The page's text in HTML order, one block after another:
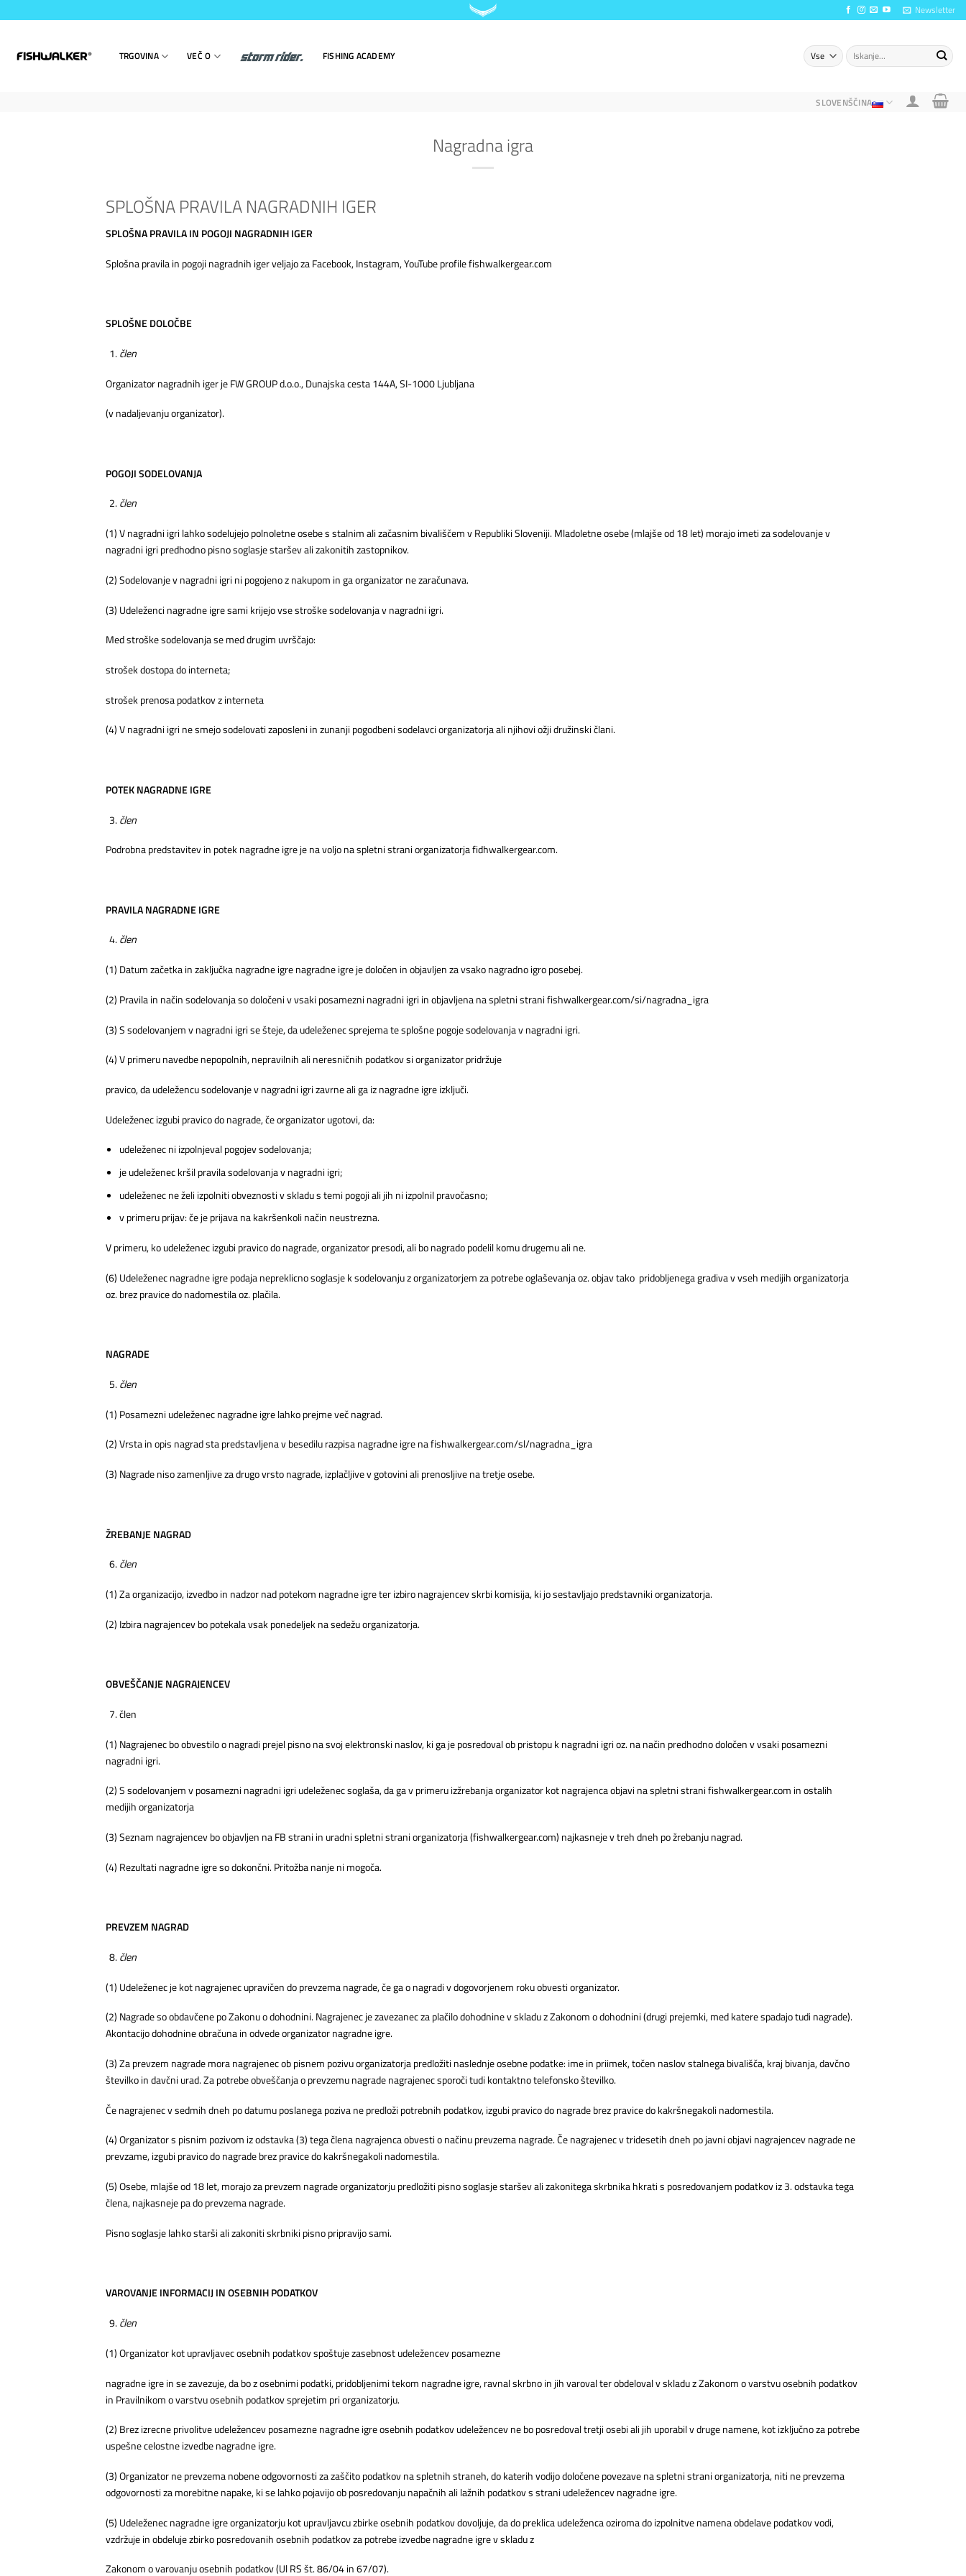
na
Newsletter
TRGOVINA VEČ O FISHING ACADEMY Išči:
SLOVENŠČINA
Nagradna igra
SPLOŠNA PRAVILA NAGRADNIH IGER
SPLOŠNA PRAVILA IN POGOJI NAGRADNIH IGER
Splošna pravila in pogoji nagradnih iger veljajo za Facebook, Instagram, YouTube profile fishwalkergear.com
SPLOŠNE DOLOČBE
člen
Organizator nagradnih iger je FW GROUP d.o.o., Dunajska cesta 144A, SI-1000 Ljubljana
(v nadaljevanju organizator).
POGOJI SODELOVANJA
člen
(1) V nagradni igri lahko sodelujejo polnoletne osebe s stalnim ali začasnim bivališčem v Republiki Sloveniji. Mladoletne osebe (mlajše od 18 let) morajo imeti za sodelovanje v
nagradni igri predhodno pisno soglasje staršev ali zakonitih zastopnikov.
(2) Sodelovanje v nagradni igri ni pogojeno z nakupom in ga organizator ne zaračunava.
(3) Udeleženci nagradne igre sami krijejo vse stroške sodelovanja v nagradni igri.
Med stroške sodelovanja se med drugim uvrščajo:
strošek dostopa do interneta;
strošek prenosa podatkov z interneta
(4) V nagradni igri ne smejo sodelovati zaposleni in zunanji pogodbeni sodelavci organizatorja ali njihovi ožji družinski člani.
POTEK NAGRADNE IGRE
člen
Podrobna predstavitev in potek nagradne igre je na voljo na spletni strani organizatorja fidhwalkergear.com.
PRAVILA NAGRADNE IGRE
člen
(1) Datum začetka in zaključka nagradne igre nagradne igre je določen in objavljen za vsako nagradno igro posebej.
(2) Pravila in način sodelovanja so določeni v vsaki posamezni nagradni igri in objavljena na spletni strani fishwalkergear.com/si/nagradna_igra
(3) S sodelovanjem v nagradni igri se šteje, da udeleženec sprejema te splošne pogoje sodelovanja v nagradni igri.
(4) V primeru navedbe nepopolnih, nepravilnih ali neresničnih podatkov si organizator pridržuje
pravico, da udeležencu sodelovanje v nagradni igri zavrne ali ga iz nagradne igre izključi.
Udeleženec izgubi pravico do nagrade, če organizator ugotovi, da:
udeleženec ni izpolnjeval pogojev sodelovanja;
je udeleženec kršil pravila sodelovanja v nagradni igri;
udeleženec ne želi izpolniti obveznosti v skladu s temi pogoji ali jih ni izpolnil pravočasno;
v primeru prijav: če je prijava na kakršenkoli način neustrezna.
V primeru, ko udeleženec izgubi pravico do nagrade, organizator presodi, ali bo nagrado podelil komu drugemu ali ne.
(6) Udeleženec nagradne igre podaja nepreklicno soglasje k sodelovanju z organizatorjem za potrebe oglaševanja oz. objav tako pridobljenega gradiva v vseh medijih organizatorja
oz. brez pravice do nadomestila oz. plačila.
NAGRADE
člen
(1) Posamezni udeleženec nagradne igre lahko prejme več nagrad.
(2) Vrsta in opis nagrad sta predstavljena v besedilu razpisa nagradne igre na fishwalkergear.com/sl/nagradna_igra
(3) Nagrade niso zamenljive za drugo vrsto nagrade, izplačljive v gotovini ali prenosljive na tretje osebe.
ŽREBANJE NAGRAD
člen
(1) Za organizacijo, izvedbo in nadzor nad potekom nagradne igre ter izbiro nagrajencev skrbi komisija, ki jo sestavljajo predstavniki organizatorja.
(2) Izbira nagrajencev bo potekala vsak ponedeljek na sedežu organizatorja.
OBVEŠČANJE NAGRAJENCEV
člen
(1) Nagrajenec bo obvestilo o nagradi prejel pisno na svoj elektronski naslov, ki ga je posredoval ob pristopu k nagradni igri oz. na način predhodno določen v vsaki posamezni
nagradni igri.
(2) S sodelovanjem v posamezni nagradni igri udeleženec soglaša, da ga v primeru izžrebanja organizator kot nagrajenca objavi na spletni strani fishwalkergear.com in ostalih
medijih organizatorja
(3) Seznam nagrajencev bo objavljen na FB strani in uradni spletni strani organizatorja (fishwalkergear.com) najkasneje v treh dneh po žrebanju nagrad.
(4) Rezultati nagradne igre so dokončni. Pritožba nanje ni mogoča.
PREVZEM NAGRAD
člen
(1) Udeleženec je kot nagrajenec upravičen do prevzema nagrade, če ga o nagradi v dogovorjenem roku obvesti organizator.
(2) Nagrade so obdavčene po Zakonu o dohodnini. Nagrajenec je zavezanec za plačilo dohodnine v skladu z Zakonom o dohodnini (drugi prejemki, med katere spadajo tudi nagrade).
Akontacijo dohodnine obračuna in odvede organizator nagradne igre.
(3) Za prevzem nagrade mora nagrajenec ob pisnem pozivu organizatorja predložiti naslednje osebne podatke: ime in priimek, točen naslov stalnega bivališča, kraj bivanja, davčno
številko in davčni urad. Za potrebe obveščanja o prevzemu nagrade nagrajenec sporoči tudi kontaktno telefonsko številko.
Če nagrajenec v sedmih dneh po datumu poslanega poziva ne predloži potrebnih podatkov, izgubi pravico do nagrade brez pravice do kakršnegakoli nadomestila.
(4) Organizator s pisnim pozivom iz odstavka (3) tega člena nagrajenca obvesti o načinu prevzema nagrade. Če nagrajenec v tridesetih dneh po javni objavi nagrajencev nagrade ne
prevzame, izgubi pravico do nagrade brez pravice do kakršnegakoli nadomestila.
(5) Osebe, mlajše od 18 let, morajo za prevzem nagrade organizatorju predložiti pisno soglasje staršev ali zakonitega skrbnika hkrati s posredovanjem podatkov iz 3. odstavka tega
člena, najkasneje pa do prevzema nagrade.
Pisno soglasje lahko starši ali zakoniti skrbniki pisno pripravijo sami.
VAROVANJE INFORMACIJ IN OSEBNIH PODATKOV
člen
(1) Organizator kot upravljavec osebnih podatkov spoštuje zasebnost udeležencev posamezne
nagradne igre in se zavezuje, da bo z osebnimi podatki, pridobljenimi tekom nagradne igre, ravnal skrbno in jih varoval ter obdeloval v skladu z Zakonom o varstvu osebnih podatkov
in Pravilnikom o varstvu osebnih podatkov sprejetim pri organizatorju.
(2) Brez izrecne privolitve udeležencev posamezne nagradne igre osebnih podatkov udeležencev ne bo posredoval tretji osebi ali jih uporabil v druge namene, kot izključno za potrebe
uspešne celostne izvedbe nagradne igre.
(3) Organizator ne prevzema nobene odgovornosti za zaščito podatkov na spletnih straneh, do katerih vodijo določene povezave na spletni strani organizatorja, niti ne prevzema
odgovornosti za morebitne napake, ki se lahko pojavijo ob posredovanju napačnih ali lažnih podatkov s strani udeležencev nagradne igre.
(5) Udeleženec nagradne igre organizatorju kot upravljavcu zbirke osebnih podatkov dovoljuje, da do preklica udeleženca oziroma do izpolnitve namena obdelave podatkov vodi,
vzdržuje in obdeluje zbirko posredovanih osebnih podatkov za potrebe izvedbe nagradne igre v skladu z
Zakonom o varovanju osebnih podatkov (Ul RS št. 86/04 in 67/07).